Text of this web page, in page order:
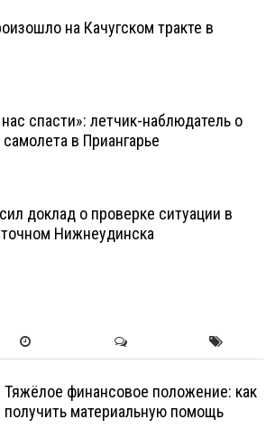
на Качугском тракте в
спасти»: летчик-наблюдатель о
в Приангарье
доклад о проверке ситуации в
Нижнеудинска
Тяжёлое финансовое положение: как
получить материальную помощь